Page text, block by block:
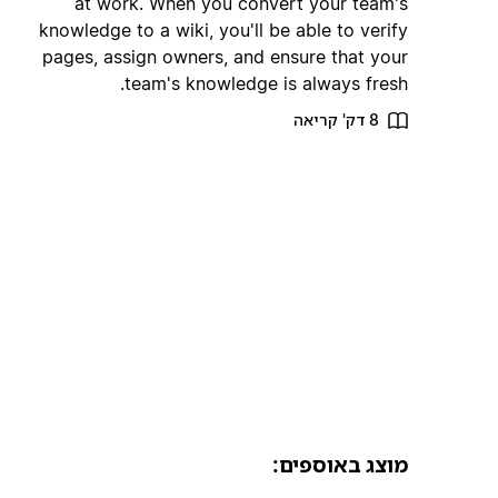
knowledge to a wiki, you'll be able to verify
pages, assign owners, and ensure that your
team's knowledge is always fresh.
8 דק' קריאה
מוצג באוספים: